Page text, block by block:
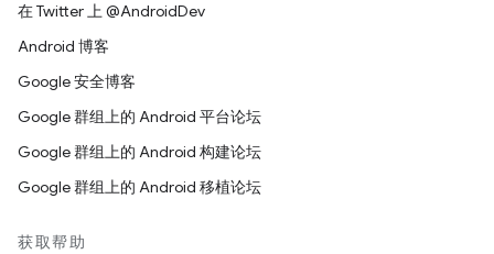
在 Twitter 上 @AndroidDev
Android 博客
Google 安全博客
Google 群组上的 Android 平台论坛
Google 群组上的 Android 构建论坛
Google 群组上的 Android 移植论坛
获取帮助